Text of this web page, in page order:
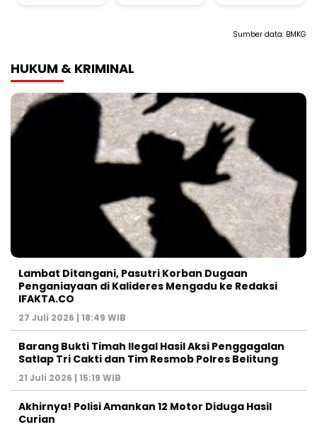
Sumber data: BMKG
HUKUM & KRIMINAL
Lambat Ditangani, Pasutri Korban Dugaan
Penganiayaan di Kalideres Mengadu ke Redaksi
IFAKTA.CO
27 Juli 2026 | 18:49 WIB
Barang Bukti Timah Ilegal Hasil Aksi Penggagalan
Satlap Tri Cakti dan Tim Resmob Polres Belitung
21 Juli 2026 | 15:19 WIB
Akhirnya! Polisi Amankan 12 Motor Diduga Hasil
Curian